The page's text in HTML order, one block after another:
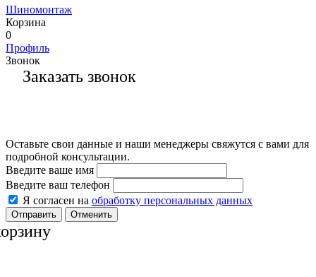
Шиномонтаж
Корзина
0
Профиль
Звонок
Заказать звонок
Оставьте свои данные и наши менеджеры свяжутся с вами для
подробной консультации.
Введите ваше имя
Введите ваш телефон
Я согласен на обработку персональных данных
Отменить